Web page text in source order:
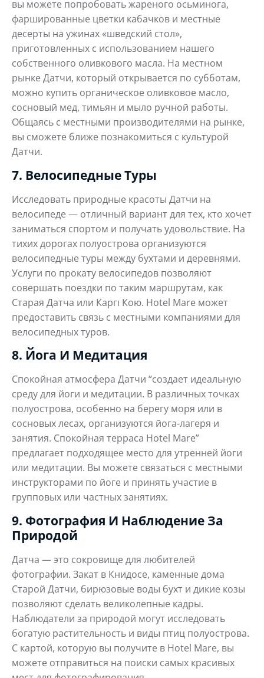
вы можете попробовать жареного осьминога,
фаршированные цветки кабачков и местные
десерты на ужинах «шведский стол»,
приготовленных с использованием нашего
собственного оливкового масла. На местном
рынке Датчи, который открывается по субботам,
можно купить органическое оливковое масло,
сосновый мед, тимьян и мыло ручной работы.
Общаясь с местными производителями на рынке,
вы сможете ближе познакомиться с культурой
Датчи.
7. Велосипедные Туры
Исследовать природные красоты Датчи на
велосипеде — отличный вариант для тех, кто хочет
заниматься спортом и получать удовольствие. На
тихих дорогах полуострова организуются
велосипедные туры между бухтами и деревнями.
Услуги по прокату велосипедов позволяют
совершать поездки по таким маршрутам, как
Старая Датча или Каргı Кою. Hotel Mare может
предоставить связь с местными компаниями для
велосипедных туров.
8. Йога И Медитация
Спокойная атмосфера Датчи “создает идеальную
среду для йоги и медитации. В различных точках
полуострова, особенно на берегу моря или в
сосновых лесах, организуются йога-лагеря и
занятия. Спокойная терраса Hotel Mare”
предлагает подходящее место для утренней йоги
или медитации. Вы можете связаться с местными
инструкторами по йоге и принять участие в
групповых или частных занятиях.
9. Фотография И Наблюдение За
Природой
Датча — это сокровище для любителей
фотографии. Закат в Книдосе, каменные дома
Старой Датчи, бирюзовые воды бухт и дикие козы
позволяют сделать великолепные кадры.
Наблюдатели за природой могут исследовать
богатую растительность и виды птиц полуострова.
С картой, которую вы получите в Hotel Mare, вы
можете отправиться на поиски самых красивых